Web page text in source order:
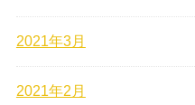
2021年3月
2021年2月